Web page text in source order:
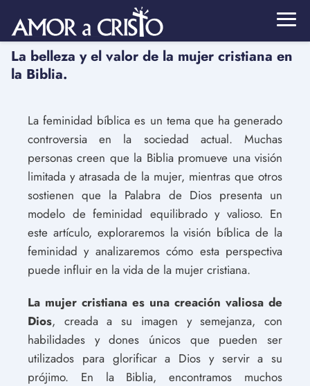
La belleza y el valor de la mujer cristiana en
la Biblia.
La feminidad bíblica es un tema que ha generado
controversia en la sociedad actual. Muchas
personas creen que la Biblia promueve una visión
limitada y atrasada de la mujer, mientras que otros
sostienen que la Palabra de Dios presenta un
modelo de feminidad equilibrado y valioso. En
este artículo, exploraremos la visión bíblica de la
feminidad y analizaremos cómo esta perspectiva
puede influir en la vida de la mujer cristiana.
La mujer cristiana es una creación valiosa de
Dios, creada a su imagen y semejanza, con
habilidades y dones únicos que pueden ser
utilizados para glorificar a Dios y servir a su
prójimo. En la Biblia, encontramos muchos